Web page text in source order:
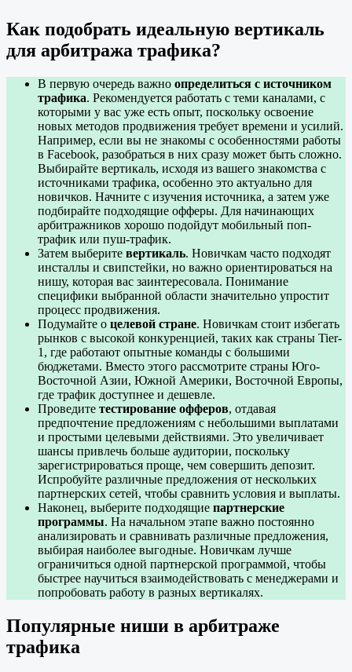
Как подобрать идеальную вертикаль
для арбитража трафика?
В первую очередь важно определиться с источником
трафика. Рекомендуется работать с теми каналами, с
которыми у вас уже есть опыт, поскольку освоение
новых методов продвижения требует времени и усилий.
Например, если вы не знакомы с особенностями работы
в Facebook, разобраться в них сразу может быть сложно.
Выбирайте вертикаль, исходя из вашего знакомства с
источниками трафика, особенно это актуально для
новичков. Начните с изучения источника, а затем уже
подбирайте подходящие офферы. Для начинающих
арбитражников хорошо подойдут мобильный поп-
трафик или пуш-трафик.
Затем выберите вертикаль. Новичкам часто подходят
инсталлы и свипстейки, но важно ориентироваться на
нишу, которая вас заинтересовала. Понимание
специфики выбранной области значительно упростит
процесс продвижения.
Подумайте о целевой стране. Новичкам стоит избегать
рынков с высокой конкуренцией, таких как страны Tier-
1, где работают опытные команды с большими
бюджетами. Вместо этого рассмотрите страны Юго-
Восточной Азии, Южной Америки, Восточной Европы,
где трафик доступнее и дешевле.
Проведите тестирование офферов, отдавая
предпочтение предложениям с небольшими выплатами
и простыми целевыми действиями. Это увеличивает
шансы привлечь больше аудитории, поскольку
зарегистрироваться проще, чем совершить депозит.
Испробуйте различные предложения от нескольких
партнерских сетей, чтобы сравнить условия и выплаты.
Наконец, выберите подходящие партнерские
программы. На начальном этапе важно постоянно
анализировать и сравнивать различные предложения,
выбирая наиболее выгодные. Новичкам лучше
ограничиться одной партнерской программой, чтобы
быстрее научиться взаимодействовать с менеджерами и
попробовать работу в разных вертикалях.
Популярные ниши в арбитраже
трафика